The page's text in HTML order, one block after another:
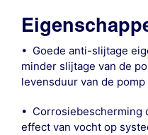
• Goede anti-slijtage
minder slijtage van de
levensduur van de pomp
• Corrosiebescherming
effect van vocht op